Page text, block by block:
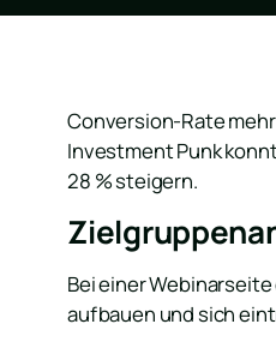
Conversion-Rate
Investment Punk
28 % steigern.
Bei einer
aufbauen und sich